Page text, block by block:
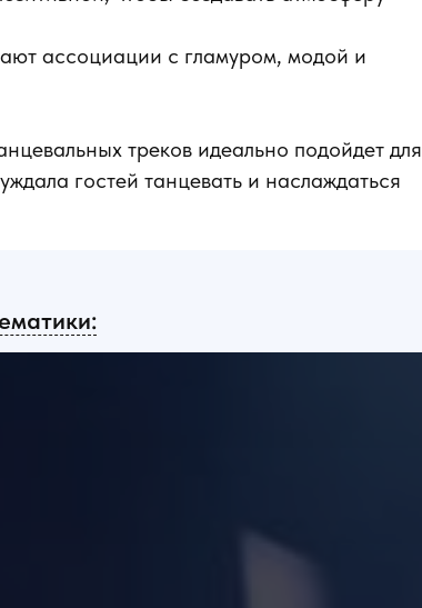
ассоциации с гламуром, модой и
треков идеально подойдет для
гостей танцевать и наслаждаться